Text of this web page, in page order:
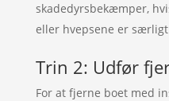
skadedyrsbekæmper,
eller hvepsene er særligt
Trin 2: Udfør
For at fjerne boet med